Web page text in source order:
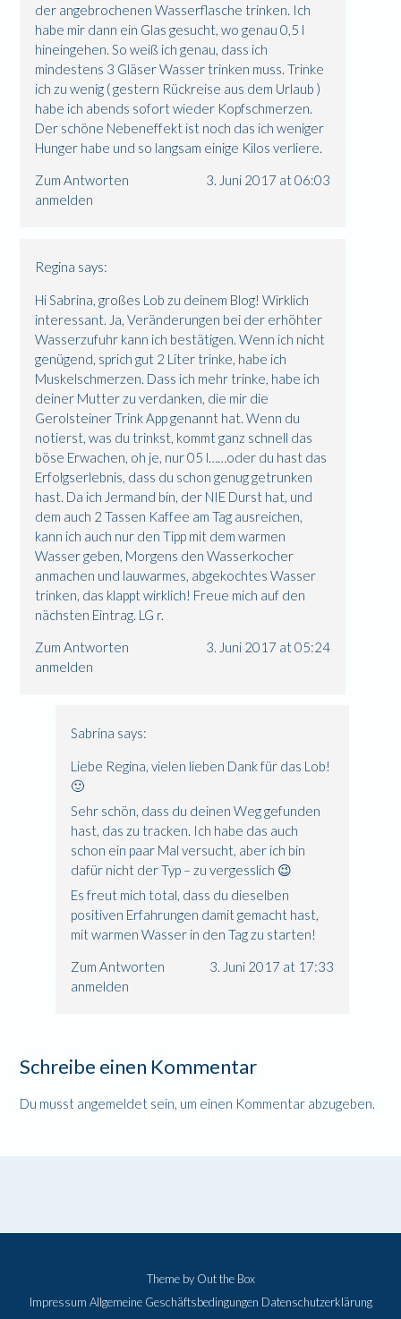
der angebrochenen Wasserflasche trinken. Ich
habe mir dann ein Glas gesucht, wo genau 0,5 l
hineingehen. So weiß ich genau, dass ich
mindestens 3 Gläser Wasser trinken muss. Trinke
ich zu wenig ( gestern Rückreise aus dem Urlaub )
habe ich abends sofort wieder Kopfschmerzen.
Der schöne Nebeneffekt ist noch das ich weniger
Hunger habe und so langsam einige Kilos verliere.
Zum Antworten
anmelden
3. Juni 2017 at 06:03
Regina says:
Hi Sabrina, großes Lob zu deinem Blog! Wirklich
interessant. Ja, Veränderungen bei der erhöhter
Wasserzufuhr kann ich bestätigen. Wenn ich nicht
genügend, sprich gut 2 Liter trinke, habe ich
Muskelschmerzen. Dass ich mehr trinke, habe ich
deiner Mutter zu verdanken, die mir die
Gerolsteiner Trink App genannt hat. Wenn du
notierst, was du trinkst, kommt ganz schnell das
böse Erwachen, oh je, nur 05 l……oder du hast das
Erfolgserlebnis, dass du schon genug getrunken
hast. Da ich Jermand bin, der NIE Durst hat, und
dem auch 2 Tassen Kaffee am Tag ausreichen,
kann ich auch nur den Tipp mit dem warmen
Wasser geben, Morgens den Wasserkocher
anmachen und lauwarmes, abgekochtes Wasser
trinken, das klappt wirklich! Freue mich auf den
nächsten Eintrag. LG r.
Zum Antworten
anmelden
3. Juni 2017 at 05:24
Sabrina says:
Liebe Regina, vielen lieben Dank für das Lob!
🙂
Sehr schön, dass du deinen Weg gefunden
hast, das zu tracken. Ich habe das auch
schon ein paar Mal versucht, aber ich bin
dafür nicht der Typ – zu vergesslich 😉
Es freut mich total, dass du dieselben
positiven Erfahrungen damit gemacht hast,
mit warmen Wasser in den Tag zu starten!
Zum Antworten
anmelden
3. Juni 2017 at 17:33
Schreibe einen Kommentar
Du musst angemeldet sein, um einen Kommentar abzugeben.
Theme by Out the Box
Impressum Allgemeine Geschäftsbedingungen Datenschutzerklärung